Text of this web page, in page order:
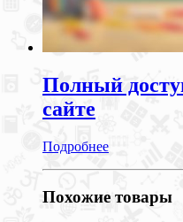
Полный
сайте
Подробнее
Похожие товары